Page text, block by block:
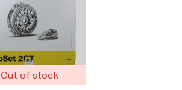
Out of stock